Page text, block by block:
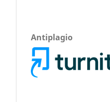
Antiplagio